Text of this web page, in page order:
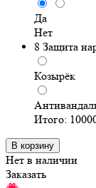
Да
Нет
8 Защита
Козырёк
Итого:
В корзину
Нет в наличии
Заказать